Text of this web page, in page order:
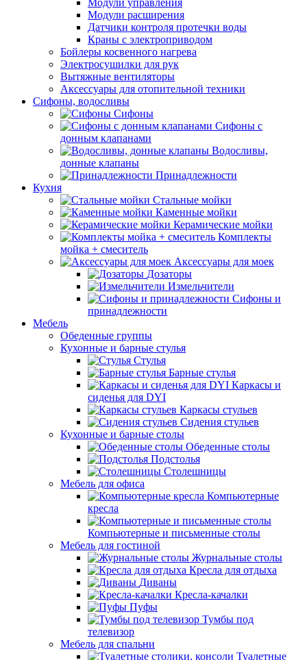
Модули управления
Модули расширения
Датчики контроля протечки воды
Краны с электроприводом
Бойлеры косвенного нагрева
Электросушилки для рук
Вытяжные вентиляторы
Аксессуары для отопительной техники
Сифоны, водосливы
Сифоны
Сифоны с
донным клапанами
Водосливы,
донные клапаны
Принадлежности
Кухня
Стальные мойки
Каменные мойки
Керамические мойки
Комплекты
мойка + смеситель
Аксессуары для моек
Дозаторы
Измельчители
Сифоны и
принадлежности
Мебель
Обеденные группы
Кухонные и барные стулья
Стулья
Барные стулья
Каркасы и
сиденья для DYI
Каркасы стульев
Сидения стульев
Кухонные и барные столы
Обеденные столы
Подстолья
Столешницы
Мебель для офиса
Компьютерные
кресла
Компьютерные и письменные столы
Мебель для гостиной
Журнальные столы
Кресла для отдыха
Диваны
Кресла-качалки
Пуфы
Тумбы под
телевизор
Мебель для спальни
Туалетные